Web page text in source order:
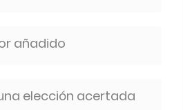
añadido
elección acertada